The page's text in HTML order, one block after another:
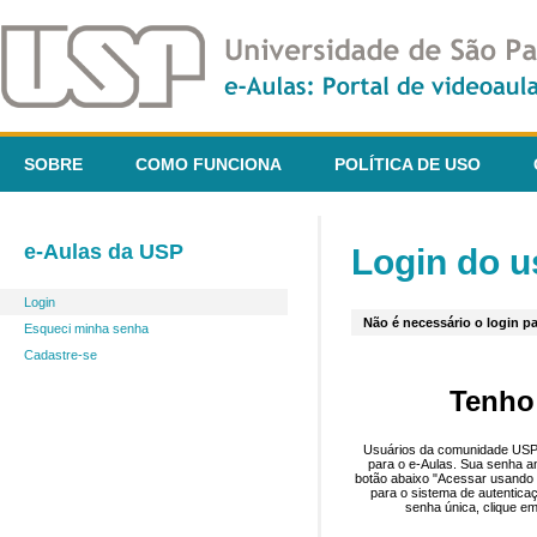
SOBRE COMO FUNCIONA POLÍTICA DE USO
e-Aulas da USP
Login
Esqueci minha senha
Cadastre-se
Login do
Não é necessário o login
Usuários da comunidade
para o e-Aulas. Sua senha
botão abaixo "Acessar
para o sistema de
senha única, clique